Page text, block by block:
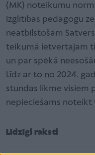
(MK) noteikumu
izglītības pedagogu
neatbilstošām
teikumā ietvertajam
un par spēkā
Līdz ar to no 2024.
stundas likme visiem
nepieciešams noteikt
Līdzīgi raksti